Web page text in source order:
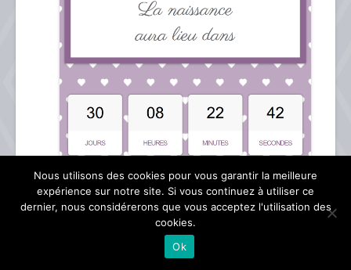
Nous utilisons des cookies pour vous garantir la meilleure
expérience sur notre site. Si vous continuez à utiliser ce
dernier, nous considérerons que vous acceptez l'utilisation des
cookies.
Ok